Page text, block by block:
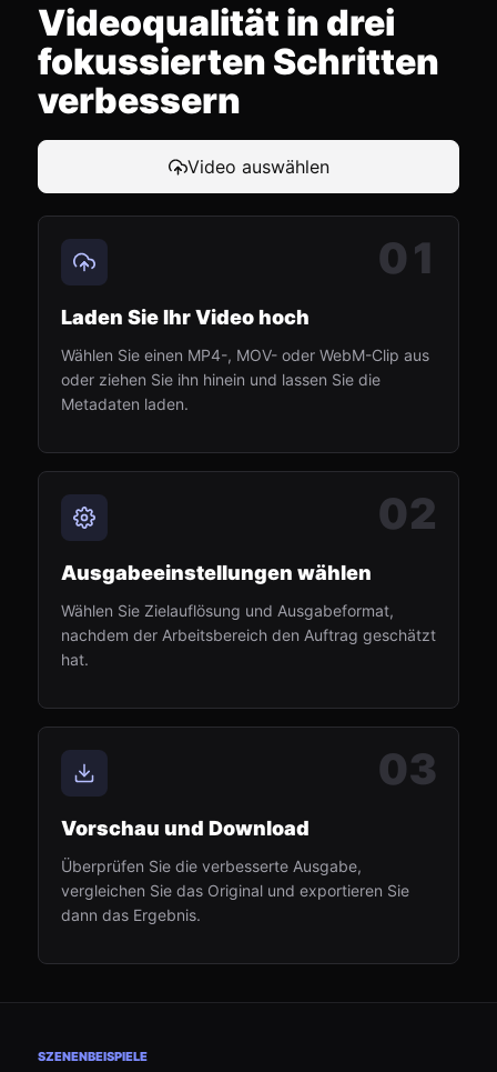
Videoqualität in drei
fokussierten Schritten
verbessern
Video auswählen
01
Laden Sie Ihr Video hoch
Wählen Sie einen MP4-, MOV- oder WebM-Clip aus
oder ziehen Sie ihn hinein und lassen Sie die
Metadaten laden.
02
Ausgabeeinstellungen wählen
Wählen Sie Zielauflösung und Ausgabeformat,
nachdem der Arbeitsbereich den Auftrag geschätzt
hat.
03
Vorschau und Download
Überprüfen Sie die verbesserte Ausgabe,
vergleichen Sie das Original und exportieren Sie
dann das Ergebnis.
SZENENBEISPIELE